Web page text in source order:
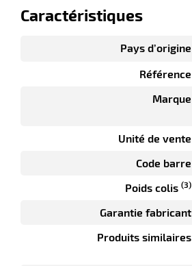
Caractéristiques
Pays d’origine
Référence
Marque
Unité de vente
Code barre
Poids colis (3)
Garantie fabricant
Produits similaires